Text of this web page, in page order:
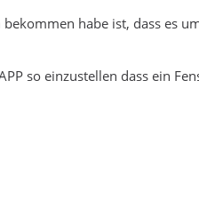
bekommen habe ist, dass es
so einzustellen dass ein